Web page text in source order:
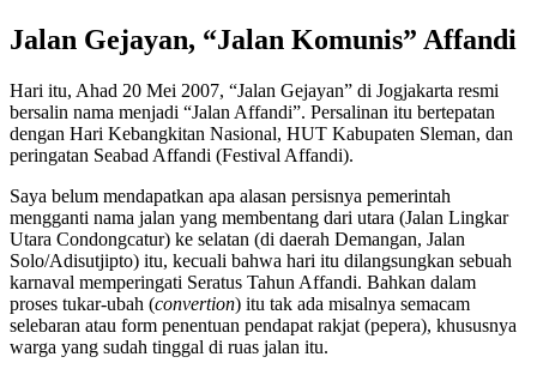
Jalan Gejayan, “Jalan Komunis” Affandi
Hari itu, Ahad 20 Mei 2007, “Jalan Gejayan” di Jogjakarta resmi
bersalin nama menjadi “Jalan Affandi”. Persalinan itu bertepatan
dengan Hari Kebangkitan Nasional, HUT Kabupaten Sleman, dan
peringatan Seabad Affandi (Festival Affandi).
Saya belum mendapatkan apa alasan persisnya pemerintah
mengganti nama jalan yang membentang dari utara (Jalan Lingkar
Utara Condongcatur) ke selatan (di daerah Demangan, Jalan
Solo/Adisutjipto) itu, kecuali bahwa hari itu dilangsungkan sebuah
karnaval memperingati Seratus Tahun Affandi. Bahkan dalam
proses tukar-ubah (convertion) itu tak ada misalnya semacam
selebaran atau form penentuan pendapat rakjat (pepera), khususnya
warga yang sudah tinggal di ruas jalan itu.